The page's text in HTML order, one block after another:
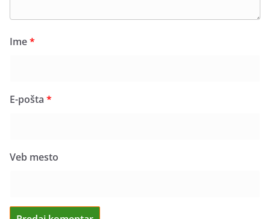
Ime*
E-pošta *
Veb mesto